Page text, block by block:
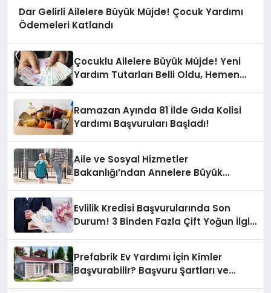
Dar Gelirli Ailelere Büyük Müjde! Çocuk Yardımı
Ödemeleri Katlandı
Çocuklu Ailelere Büyük Müjde! Yeni
Yardım Tutarları Belli Oldu, Hemen
Ramazan Ayında 81 İlde Gıda Kolisi
Yardımı Başvuruları Başladı!
Aile ve Sosyal Hizmetler
Bakanlığı’ndan Annelere Büyük
Evlilik Kredisi Başvurularında Son
Durum! 3 Binden Fazla Çift Yoğun İlgi
Prefabrik Ev Yardımı İçin Kimler
Başvurabilir? Başvuru Şartları ve